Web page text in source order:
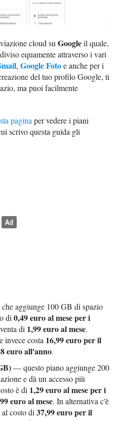
cloud suGoogleil quale,
equamente attraverso i vari
,Google Fotoe anche per i
del tuo profilo Google, ti
ma puoi facilmente
pagina per vedere i piani
scrivo questa guida gli
aggiunge 100 GB di spazio
di0,49 euro al mese per i
di 1,99 euro al mese.
invece costa 16,99 euro per il
euro all'anno.
— questo piano aggiunge 200
e dà un accesso più
è di 1,29 euro al mese per i
euro al mese. In alternativa c'è
al costo di37,99 euro per il